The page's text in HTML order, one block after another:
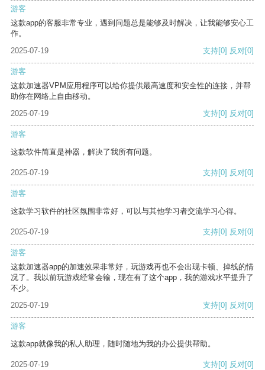
游客
这款app的客服非常专业，遇到问题总是能够及时解决，让我能够安心工
作。
2025-07-19
支持[0] 反对[0]
游客
这款加速器VPM应用程序可以给你提供最高速度和安全性的连接，并帮
助你在网络上自由移动。
2025-07-19
支持[0] 反对[0]
游客
这款软件简直是神器，解决了我所有问题。
2025-07-19 支持[0] 反对[0]
游客
这款学习软件的社区氛围非常好，可以与其他学习者交流学习心得。
2025-07-19 支持[0] 反对[0]
游客
这款加速器app的加速效果非常好，玩游戏再也不会出现卡顿、掉线的情
况了。我以前玩游戏经常会输，现在有了这个app，我的游戏水平提升了
不少。
2025-07-19
支持[0] 反对[0]
游客
这款app就像我的私人助理，随时随地为我的办公提供帮助。
2025-07-19 支持[0] 反对[0]